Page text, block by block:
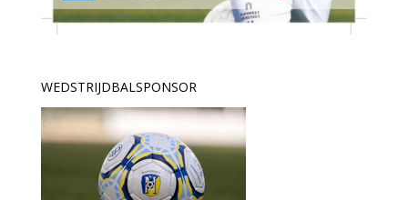
WEDSTRIJDBALSPONSOR